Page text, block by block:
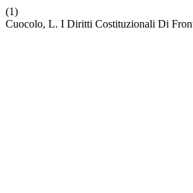
(1)
Cuocolo, L. I Diritti Costituzionali Di